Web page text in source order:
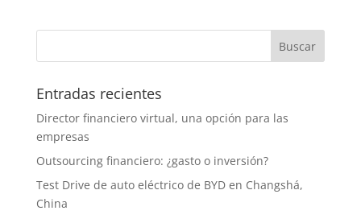
Entradas recientes
Director financiero virtual, una opción para las
empresas
Outsourcing financiero: ¿gasto o inversión?
Test Drive de auto eléctrico de BYD en Changshá,
China